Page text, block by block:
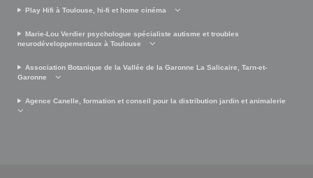
Play Hifi à Toulouse, hi-fi et home cinéma
Marie-Lou Verdier psychologue spécialiste autisme et troubles
neurodéveloppementaux à Toulouse
Association Botanique de la Vallée de la Garonne La Salicaire, Tarn-et-
Garonne
Agence Canelle, formation et conseil pour la distribution jardin et animalerie